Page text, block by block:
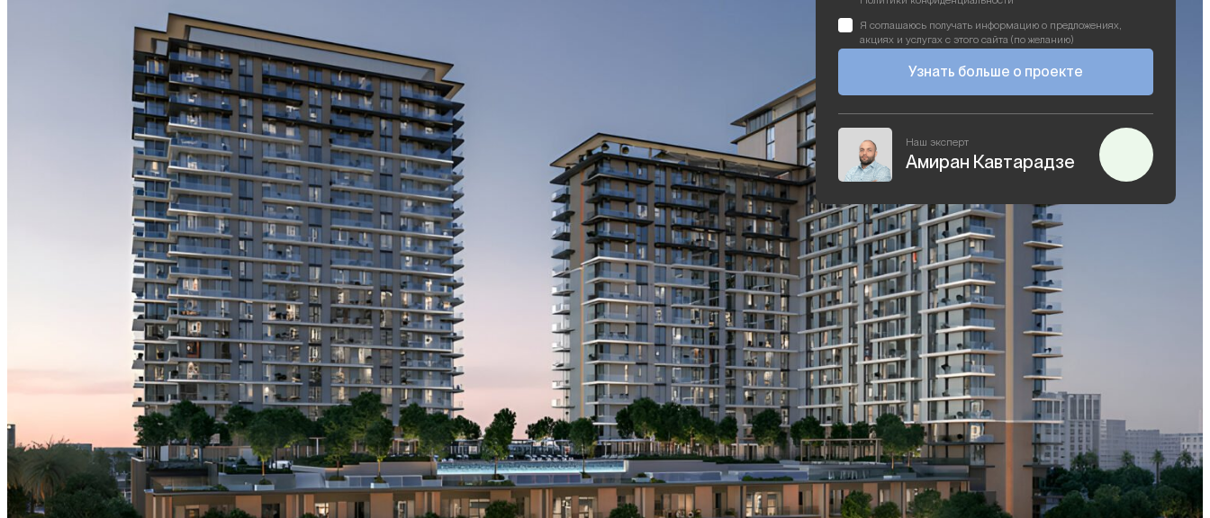
Я соглашаюсь получать информацию о предложениях,
акциях и услугах с этого сайта (по желанию)
Узнать больше о проекте
Наш эксперт
Амиран Кавтарадзе